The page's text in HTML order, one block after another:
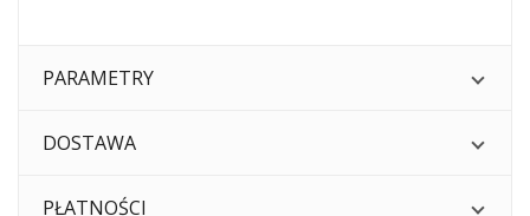
PARAMETRY
DOSTAWA
PŁATNOŚCI